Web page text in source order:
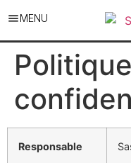
MENU
Responsable